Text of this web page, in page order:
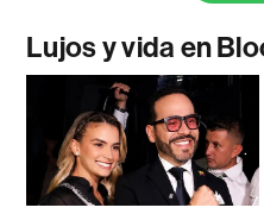
Lujos y vida en